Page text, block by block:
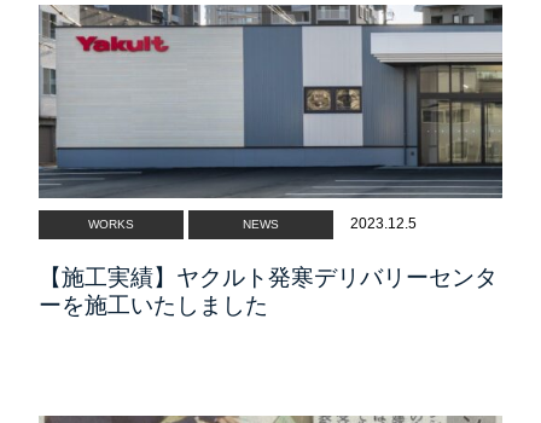
WORKS NEWS 2023.12.5
【施工実績】ヤクルト発寒デリバリーセンタ
ーを施工いたしました